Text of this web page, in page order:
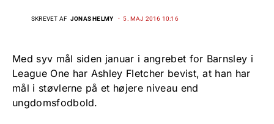
SKREVET AF JONAS HELMY 5. MAJ 2016 10:16
Med syv mål siden januar i angrebet for Barnsley i
League One har Ashley Fletcher bevist, at han har
mål i støvlerne på et højere niveau end
ungdomsfodbold.